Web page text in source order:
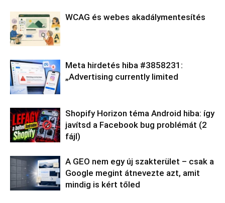
WCAG és webes akadálymentesítés
Meta hirdetés hiba #3858231:
„Advertising currently limited
Shopify Horizon téma Android hiba: így
javítsd a Facebook bug problémát (2
fájl)
A GEO nem egy új szakterület – csak a
Google megint átnevezte azt, amit
mindig is kért tőled